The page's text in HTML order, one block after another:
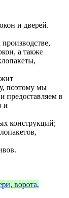
и дверей.
а также
поэтому мы
предоставляем в
и
конструкций;
ворота,